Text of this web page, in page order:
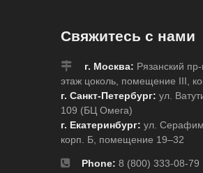
Свяжитесь с нами
г. Москва: Рязанский
этаж цоколь, помещение III,
г. Санкт-Петербург: ул.
109 (БЦ Омега)
г. Екатеринбург: ул.
корп. Б, помещение 19–32
Phone: 8 (800) 333-08-79